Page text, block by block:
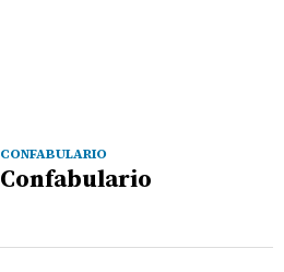
CONFABULARIO
Confabulario